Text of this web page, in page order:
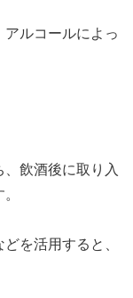
ルコールによっ
飲酒後に取り入
を活用すると、